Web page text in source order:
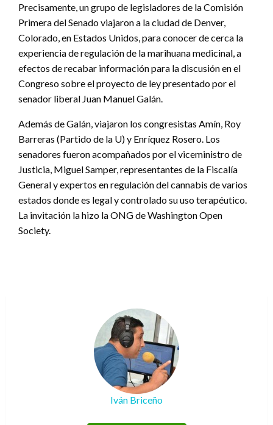
Precisamente, un grupo de legisladores de la Comisión
Primera del Senado viajaron a la ciudad de Denver,
Colorado, en Estados Unidos, para conocer de cerca la
experiencia de regulación de la marihuana medicinal, a
efectos de recabar información para la discusión en el
Congreso sobre el proyecto de ley presentado por el
senador liberal Juan Manuel Galán.
Además de Galán, viajaron los congresistas Amín, Roy
Barreras (Partido de la U) y Enríquez Rosero. Los
senadores fueron acompañados por el viceministro de
Justicia, Miguel Samper, representantes de la Fiscalía
General y expertos en regulación del cannabis de varios
estados donde es legal y controlado su uso terapéutico.
La invitación la hizo la ONG de Washington Open
Society.
Iván Briceño